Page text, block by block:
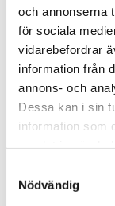
och annonserna
för sociala
vidarebefordrar
information från
annons- och
Dessa kan i sin
information som
Nödvändig
MReco
Srf
Ahmad Kullab
Auktoriserad
Borlänge